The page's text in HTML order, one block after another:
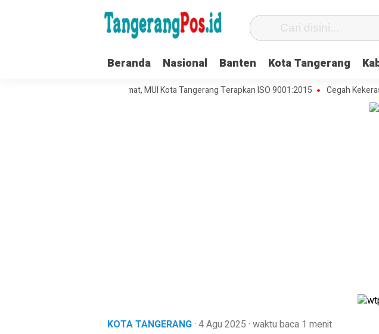
Beranda Nasional Banten Kota Tangerang
dan Pelayanan Umat, MUI Kota Tangerang Terapkan ISO 9001:2015 Cegah Kekerasan
KOTA TANGERANG· 4 Agu 2025 · waktu baca 1 menit